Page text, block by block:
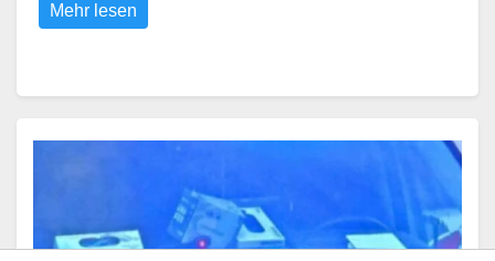
Mehr lesen